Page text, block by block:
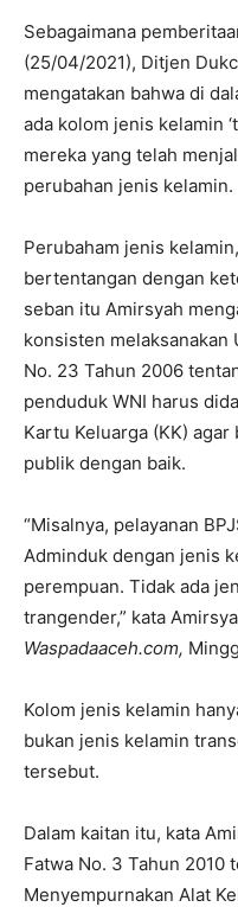
Sebagaimana
(25/04/2021), Ditjen
mengatakan bahwa di
ada kolom jenis kelamin
mereka yang telah
perubahan jenis kelamin.
Perubaham jenis
bertentangan dengan
seban itu Amirsyah
konsisten melaksanakan
No. 23 Tahun 2006
penduduk WNI harus
Kartu Keluarga (KK)
publik dengan baik.
“Misalnya, pelayanan
Adminduk dengan jenis
perempuan. Tidak ada
trangender,” kata
Waspadaaceh.com,
Kolom jenis kelamin
bukan jenis kelamin
tersebut.
Dalam kaitan itu, kata
Fatwa No. 3 Tahun 2010
Menyempurnakan Alat